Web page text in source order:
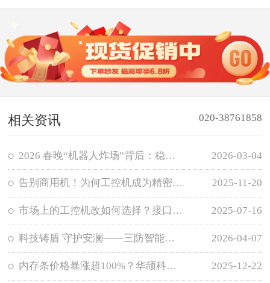
相关资讯 020-38761858
2026 春晚“机器人炸场”背后：稳住全场的不仅是算法，更是它的“边缘大脑” 2026-03-04
告别商用机！为何工控机成为精密设备首选？三大核心理由揭秘 2025-11-20
市场上的工控机改如何选择？接口与扩展性需求分析 2025-07-16
科技铸盾 守护安澜——三防智能终端在2026广东防汛应急演练中的实战应用 2026-04-07
内存条价格暴涨超100%？华颉科技带你深度解析三次内存涨价始末与原因 2025-12-22